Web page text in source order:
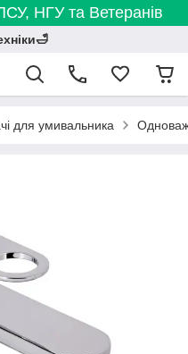
НГУ та Ветеранів
для умивальника